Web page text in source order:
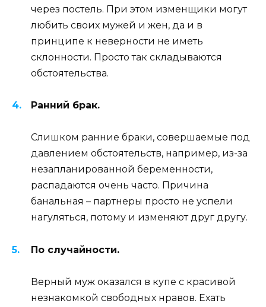
через постель. При этом изменщики могут
любить своих мужей и жен, да и в
принципе к неверности не иметь
склонности. Просто так складываются
обстоятельства.
Ранний брак.
Слишком ранние браки, совершаемые под
давлением обстоятельств, например, из-за
незапланированной беременности,
распадаются очень часто. Причина
банальная – партнеры просто не успели
нагуляться, потому и изменяют друг другу.
По случайности.
Верный муж оказался в купе с красивой
незнакомкой свободных нравов. Ехать